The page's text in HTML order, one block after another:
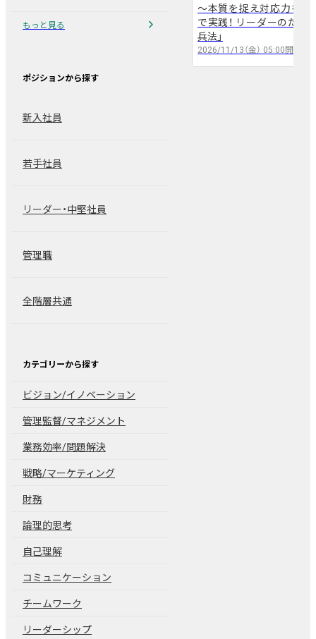
もっと見る chevron_right
ポジションから探す
新入社員
若手社員
リーダー・中堅社員
管理職
全階層共通
カテゴリーから探す
ビジョン/イノベーション
管理監督/マネジメント
業務効率/問題解決
戦略/マーケティング
財務
論理的思考
自己理解
コミュニケーション
チームワーク
リーダーシップ
arrow_back
～本質を捉え対応力を養
で実践！ リーダーのため
兵法」
2026/11/13（金） 05:00 開催
arrow_forward